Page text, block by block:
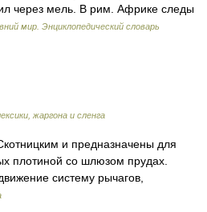
через мель. В рим. Африке следы
мир. Энциклопедический словарь
жаргона и сленга
и предназначены для
плотиной со шлюзом прудах.
систему рычагов,